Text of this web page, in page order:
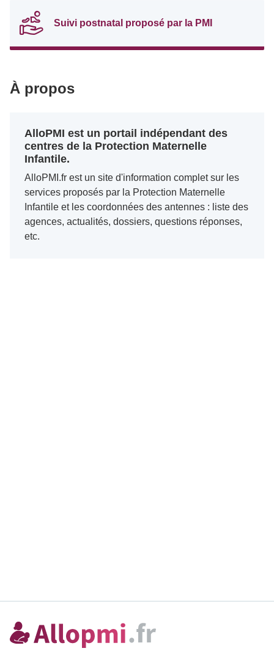
Suivi postnatal proposé par la PMI
À propos
AlloPMI est un portail indépendant des
centres de la Protection Maternelle
Infantile.
AlloPMI.fr est un site d'information complet sur les
services proposés par la Protection Maternelle
Infantile et les coordonnées des antennes : liste des
agences, actualités, dossiers, questions réponses,
etc.